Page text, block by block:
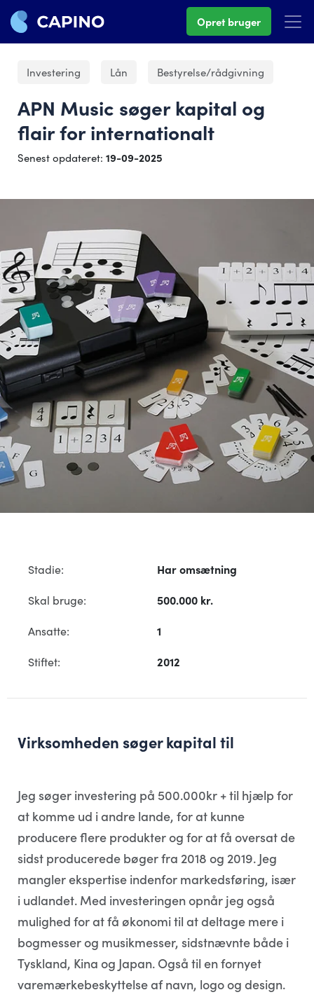
Opret bruger
Investering Lån Bestyrelse/rådgivning
APN Music søger kapital og
flair for internationalt
Senest opdateret: 19-09-2025
Stadie:
Har omsætning
Skal bruge:
500.000 kr.
Ansatte:
1
Stiftet:
2012
Virksomheden søger kapital til
Jeg søger investering på 500.000kr + til hjælp for
at komme ud i andre lande, for at kunne
producere flere produkter og for at få oversat de
sidst producerede bøger fra 2018 og 2019. Jeg
mangler ekspertise indenfor markedsføring, især
i udlandet. Med investeringen opnår jeg også
mulighed for at få økonomi til at deltage mere i
bogmesser og musikmesser, sidstnævnte både i
Tyskland, Kina og Japan. Også til en fornyet
varemærkebeskyttelse af navn, logo og design.